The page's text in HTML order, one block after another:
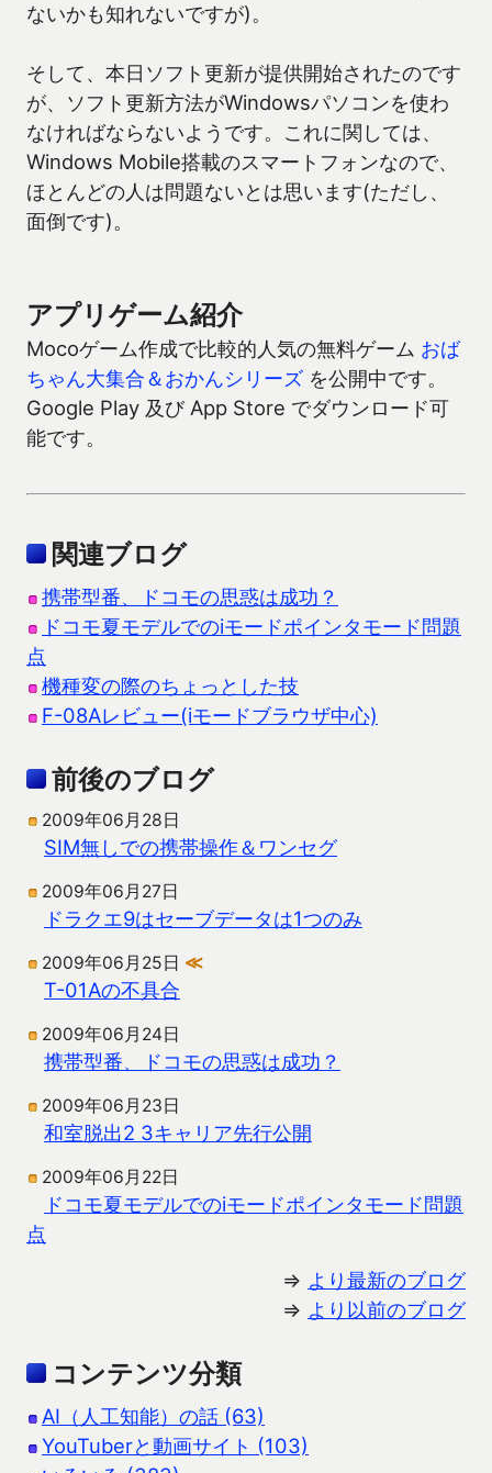
ないかも知れないですが)。
そして、本日ソフト更新が提供開始されたのです
が、ソフト更新方法がWindowsパソコンを使わ
なければならないようです。これに関しては、
Windows Mobile搭載のスマートフォンなので、
ほとんどの人は問題ないとは思います(ただし、
面倒です)。
アプリゲーム紹介
Mocoゲーム作成で比較的人気の無料ゲーム おば
ちゃん大集合＆おかんシリーズ を公開中です。
Google Play 及び App Store でダウンロード可
能です。
関連ブログ
携帯型番、ドコモの思惑は成功？
ドコモ夏モデルでのiモードポインタモード問題
点
機種変の際のちょっとした技
F-08Aレビュー(iモードブラウザ中心)
前後のブログ
2009年06月28日
SIM無しでの携帯操作＆ワンセグ
2009年06月27日
ドラクエ9はセーブデータは1つのみ
2009年06月25日 ≪
T-01Aの不具合
2009年06月24日
携帯型番、ドコモの思惑は成功？
2009年06月23日
和室脱出2 3キャリア先行公開
2009年06月22日
ドコモ夏モデルでのiモードポインタモード問題
点
⇒ より最新のブログ
⇒ より以前のブログ
コンテンツ分類
AI（人工知能）の話 (63)
YouTuberと動画サイト (103)